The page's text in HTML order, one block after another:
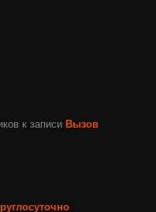
к записиВызов